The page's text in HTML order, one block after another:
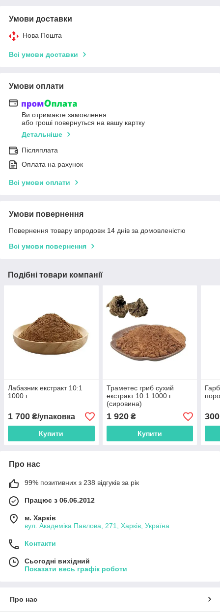
Умови доставки
Нова Пошта
Всі умови доставки
Умови оплати
Ви отримаєте замовлення
або гроші повернуться на вашу картку
Детальніше
Післяплата
Оплата на рахунок
Всі умови оплати
Умови повернення
Повернення товару впродовж 14 днів за домовленістю
Всі умови повернення
Подібні товари компанії
Лабазник екстракт 10:1
1000 г
1 700 ₴/упаковка
Купити
Траметес гриб сухий
екстракт 10:1 1000 г
(сировина)
1 920₴
Купити
300
Про нас
99% позитивних з 238 відгуків за рік
Працює з 06.06.2012
м. Харків
вул. Академіка Павлова, 271, Харків, Україна
Контакти
Сьогодні вихідний
Показати весь графік роботи
Про нас